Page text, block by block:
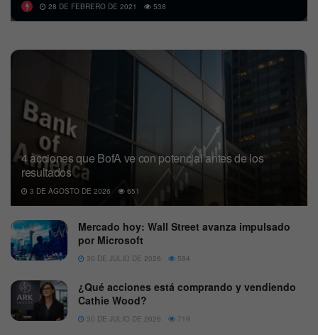
28 DE FEBRERO DE 2021 538
4 acciones que BofA ve con potencial antes de los
resultados
3 DE AGOSTO DE 2026 651
Mercado hoy: Wall Street avanza impulsado
por Microsoft
30 DE JULIO DE 2026 584
¿Qué acciones está comprando y vendiendo
Cathie Wood?
30 DE JULIO DE 2026 719